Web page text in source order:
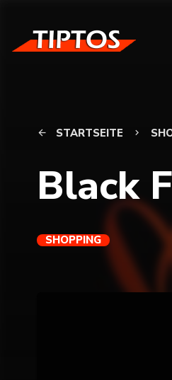
arrow_back STARTSEITE keyboard_arrow_right
Black
SHOPPING